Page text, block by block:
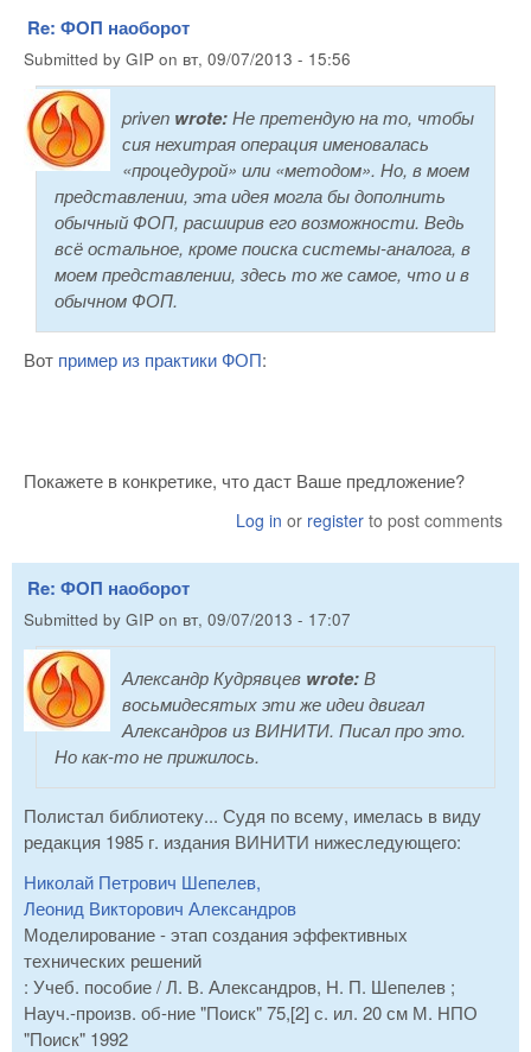
Re: ФОП наоборот
Submitted by GIP on вт, 09/07/2013 - 15:56
priven wrote:Не претендую на то, чтобы
сия нехитрая операция именовалась
«процедурой» или «методом». Но, в моем
представлении, эта идея могла бы дополнить
обычный ФОП, расширив его возможности. Ведь
всё остальное, кроме поиска системы-аналога, в
моем представлении, здесь то же самое, что и в
обычном ФОП.
Вот пример из практики ФОП:
Покажете в конкретике, что даст Ваше предложение?
Log in or register to post comments
Re: ФОП наоборот
Submitted by GIP on вт, 09/07/2013 - 17:07
Александр Кудрявцев wrote:В
восьмидесятых эти же идеи двигал
Александров из ВИНИТИ. Писал про это.
Но как-то не прижилось.
Полистал библиотеку... Судя по всему, имелась в виду
редакция 1985 г. издания ВИНИТИ нижеследующего:
Николай Петрович Шепелев,
Леонид Викторович Александров
Моделирование - этап создания эффективных
технических решений
: Учеб. пособие / Л. В. Александров, Н. П. Шепелев ;
Науч.-произв. об-ние "Поиск" 75,[2] с. ил. 20 см М. НПО
"Поиск" 1992